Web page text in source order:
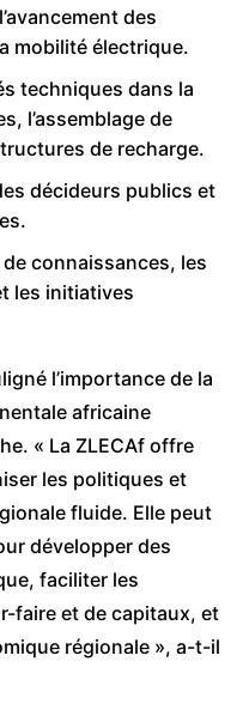
des
mobilité électrique.
techniques dans la
l’assemblage de
de recharge.
décideurs publics et
de connaissances, les
les initiatives
l’importance de la
africaine
« La ZLECAf offre
les politiques et
fluide. Elle peut
développer des
faciliter les
faire et de capitaux, et
régionale », a-t-il